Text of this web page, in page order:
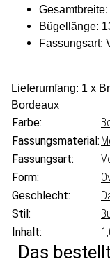
Bügellänge:
Fassungsart:
Lieferumfang: 1 x
Bordeaux
Farbe:
Fassungsmaterial:
Fassungsart:
Form:
Geschlecht:
Stil:
Inhalt:
Das